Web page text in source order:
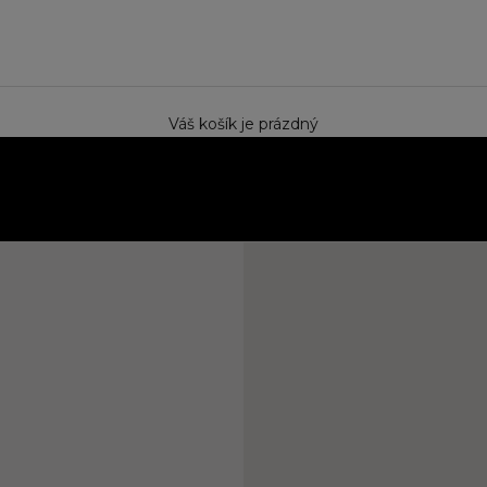
Váš košík je prázdný
Speciální cena